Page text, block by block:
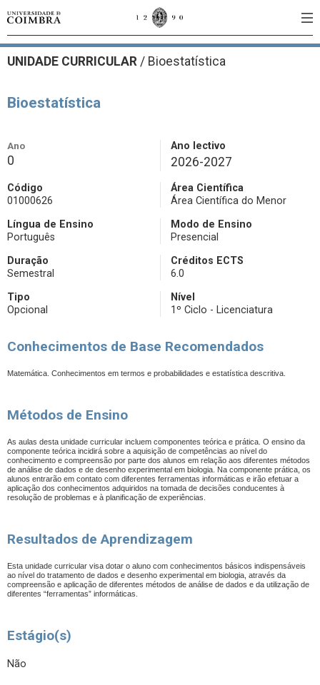
UNIDADE CURRICULAR / Bioestatística
Bioestatística
Ano
0
Ano lectivo
2026-2027
Código
01000626
Área Científica
Área Científica do Menor
Língua de Ensino
Português
Modo de Ensino
Presencial
Duração
Semestral
Créditos ECTS
6.0
Tipo
Opcional
Nível
1º Ciclo - Licenciatura
Conhecimentos de Base Recomendados
Matemática. Conhecimentos em termos e probabilidades e estatística descritiva.
Métodos de Ensino
As aulas desta unidade curricular incluem componentes teórica e prática. O ensino da
componente teórica incidirá sobre a aquisição de competências ao nível do
conhecimento e compreensão por parte dos alunos em relação aos diferentes métodos
de análise de dados e de desenho experimental em biologia. Na componente prática, os
alunos entrarão em contato com diferentes ferramentas informáticas e irão efetuar a
aplicação dos conhecimentos adquiridos na tomada de decisões conducentes à
resolução de problemas e à planificação de experiências.
Resultados de Aprendizagem
Esta unidade curricular visa dotar o aluno com conhecimentos básicos indispensáveis
ao nível do tratamento de dados e desenho experimental em biologia, através da
compreensão e aplicação de diferentes métodos de análise de dados e da utilização de
diferentes “ferramentas” informáticas.
Estágio(s)
Não